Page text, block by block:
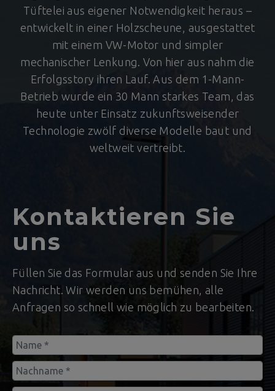
Tüftelei aus eigener Notwendigkeit heraus –
entwickelt in einer Holzscheune, ausgestattet
mit einem VW-Motor und simpler
mechanischer Lenkung. Von hier aus nahm die
Erfolgsstory ihren Lauf. Aus dem 1-Mann-
Betrieb wurde ein 30 Mann starkes Team, das
heute unter Einsatz zukunftsweisender
Technologie zwölf diverse Modelle baut und
weltweit vertreibt.
Kontaktieren Sie
uns
Füllen Sie das Formular aus und senden Sie Ihre
Nachricht. Wir werden uns bemühen, alle
Anfragen so schnell wie möglich zu bearbeiten.